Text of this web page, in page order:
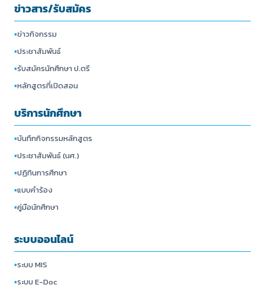
ข่าวสาร/รับสมัคร
▪ข่าวกิจกรรม
▪ประชาสัมพันธ์
▪รับสมัครนักศึกษา ป.ตรี
▪หลักสูตรที่เปิดสอน
บริการนักศึกษา
▪บันทึกกิจกรรมหลักสูตร
▪ประชาสัมพันธ์ (นศ.)
▪ปฏิทินการศึกษา
▪แบบคำร้อง
▪คู่มือนักศึกษา
ระบบออนไลน์
▪ระบบ MIS
▪ระบบ E-Doc